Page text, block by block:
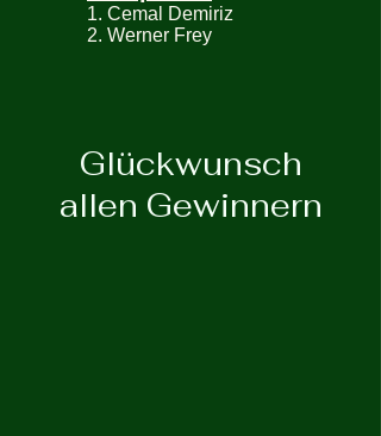
1. Cemal Demiriz
2. Werner Frey
Glückwunsch
allen Gewinnern